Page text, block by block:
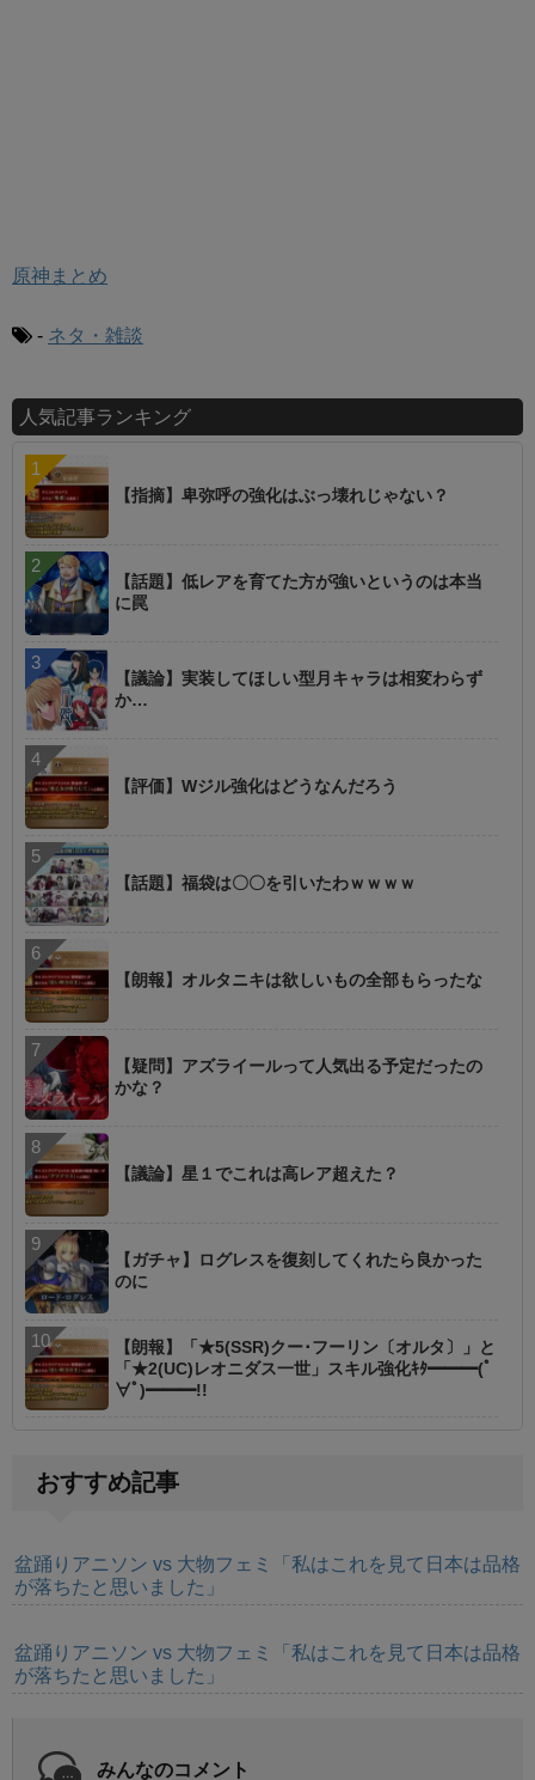
原神まとめ
- ネタ・雑談
人気記事ランキング
【指摘】卑弥呼の強化はぶっ壊れじゃない？
【話題】低レアを育てた方が強いというのは本当
に罠
【議論】実装してほしい型月キャラは相変わらず
か…
【評価】Wジル強化はどうなんだろう
【話題】福袋は〇〇を引いたわｗｗｗｗ
【朗報】オルタニキは欲しいもの全部もらったな
【疑問】アズライールって人気出る予定だったの
かな？
【議論】星１でこれは高レア超えた？
【ガチャ】ログレスを復刻してくれたら良かった
のに
【朗報】「★5(SSR)クー･フーリン〔オルタ〕」と
「★2(UC)レオニダス一世」スキル強化ｷﾀ━━━(ﾟ
∀ﾟ)━━━!!
おすすめ記事
盆踊りアニソン vs 大物フェミ「私はこれを見て日本は品格
が落ちたと思いました」
盆踊りアニソン vs 大物フェミ「私はこれを見て日本は品格
が落ちたと思いました」
みんなのコメント